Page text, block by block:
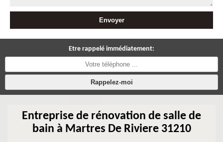
Etre rappelé immédiatement:
Entreprise de rénovation de salle de
bain à Martres De Riviere 31210